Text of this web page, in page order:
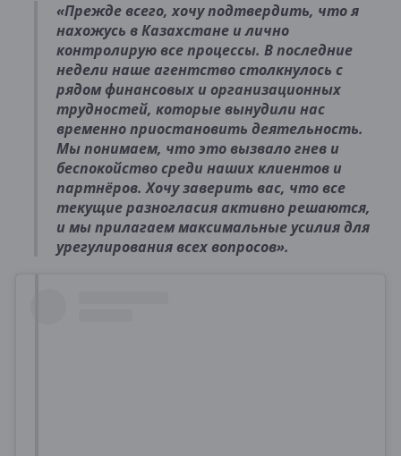
«Прежде всего, хочу подтвердить, что я
нахожусь в Казахстане и лично
контролирую все процессы. В последние
недели наше агентство столкнулось с
рядом финансовых и организационных
трудностей, которые вынудили нас
временно приостановить деятельность.
Мы понимаем, что это вызвало гнев и
беспокойство среди наших клиентов и
партнёров. Хочу заверить вас, что все
текущие разногласия активно решаются,
и мы прилагаем максимальные усилия для
урегулирования всех вопросов».